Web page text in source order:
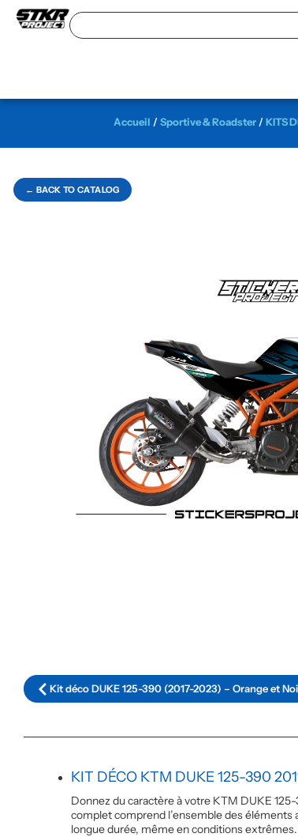
← BACK TO CATALOG
Accueil /Sportive & Roadster/KITS
Kit déco DUKE 125-390 (2017-2023) – Orange et
KIT DÉCO KTM DUKE 125-390
Donnez du caractère à votre KTM DUKE
complet comprend l’ensemble des éléments
longue durée, même en conditions